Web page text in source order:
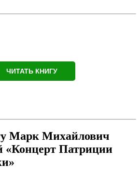
ЧИТАТЬ КНИГУ
Марк Михайлович
«Концерт Патриции